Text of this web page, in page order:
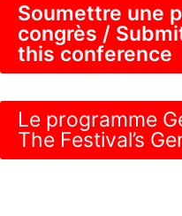
Soumettre une
congrès /
this conference
Le programme
The Festival’s